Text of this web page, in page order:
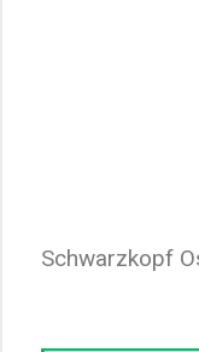
Schwarzkopf